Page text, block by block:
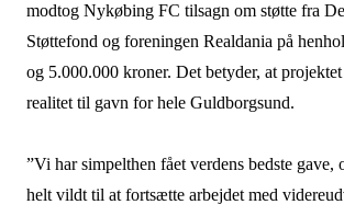
modtog Nykøbing FC tilsagn om støtte fra
Støttefond og foreningen Realdania på
og 5.000.000 kroner. Det betyder, at
realitet til gavn for hele Guldborgsund.
”Vi har simpelthen fået verdens bedste
helt vildt til at fortsætte arbejdet med